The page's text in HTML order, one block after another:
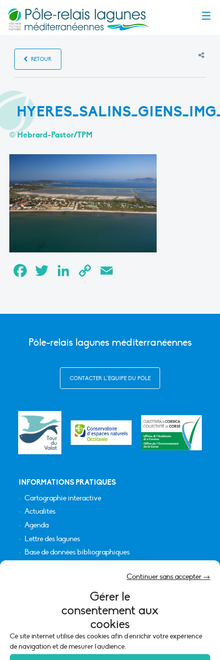
Gérer le
consentement aux
cookies
Ce site internet utilise des cookies afin d'enrichir votre expérience
de navigation et de mesurer l'audience.
Continuer sans accepter →
RETOUR
© Hebrard-Pastor/TPM
FacebookTwitter LinkedInCopy
Pôle-relais lagunes méditerranéennes
CONTACTER L’ÉQUIPE DU PÔLE
INFORMATIONS PRATIQUES
Cartographie interactive
Actualités
Agenda
Lettre des lagunes
Base de données bibliographiques
Mentions légales
Politique de cookies (UE)